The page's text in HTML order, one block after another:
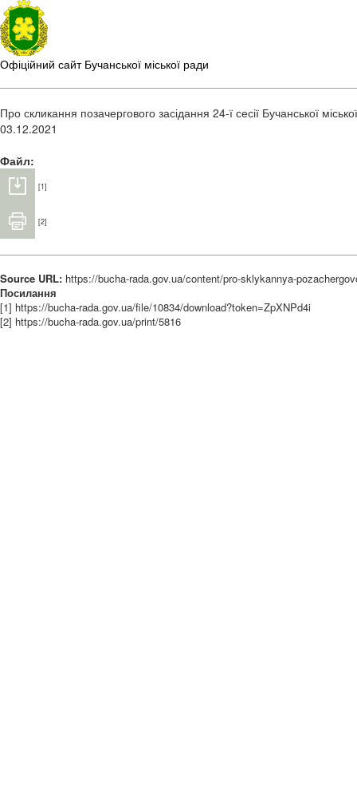
Офіційний сайт Бучанської міської ради
Про скликання позачергового засідання 24-ї сесії Бучанської
03.12.2021
Файл:
[1]
[2]
Source URL: https://bucha-rada.gov.ua/content/pro-sklykannya-
Посилання
[1] https://bucha-rada.gov.ua/file/10834/download?token=ZpXNPd4i
[2] https://bucha-rada.gov.ua/print/5816